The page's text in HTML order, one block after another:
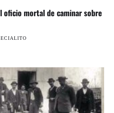
mortal de caminar sobre